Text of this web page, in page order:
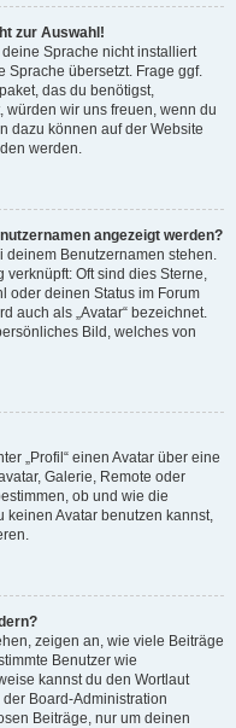
zur Auswahl!
Sprache nicht installiert
Sprache übersetzt. Frage ggf.
das du benötigst,
wir uns freuen, wenn du
dazu können auf der Website
werden.
angezeigt werden?
deinem Benutzernamen stehen.
verknüpft: Oft sind dies Sterne,
oder deinen Status im Forum
auch als „Avatar“ bezeichnet.
Bild, welches von
„Profil“ einen Avatar über eine
Galerie, Remote oder
ob und wie die
keinen Avatar benutzen kannst,
zeigen an, wie viele Beiträge
Benutzer wie
kannst du den Wortlaut
Board-Administration
Beiträge, nur um deinen